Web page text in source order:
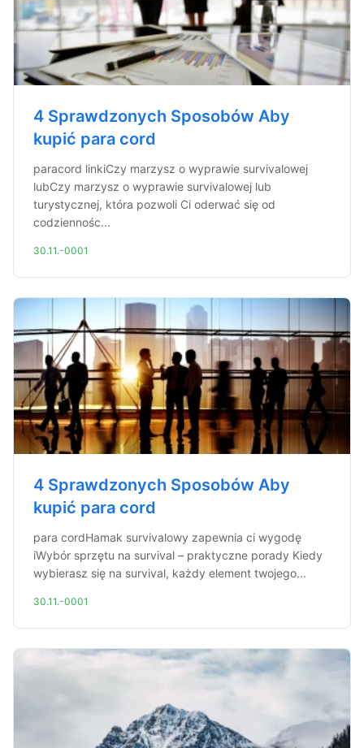
4 Sprawdzonych Sposobów Aby
kupić para cord
paracord linkiCzy marzysz o wyprawie survivalowej
lubCzy marzysz o wyprawie survivalowej lub
turystycznej, która pozwoli Ci oderwać się od
codziennośc...
30.11.-0001
4 Sprawdzonych Sposobów Aby
kupić para cord
para cordHamak survivalowy zapewnia ci wygodę
iWybór sprzętu na survival – praktyczne porady Kiedy
wybierasz się na survival, każdy element twojego...
30.11.-0001